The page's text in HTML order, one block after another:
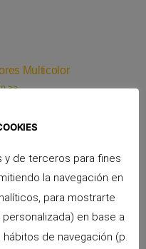
Multicolor
>>
y de terceros para fines
la navegación en
para mostrarte
en base a
de navegación (p.